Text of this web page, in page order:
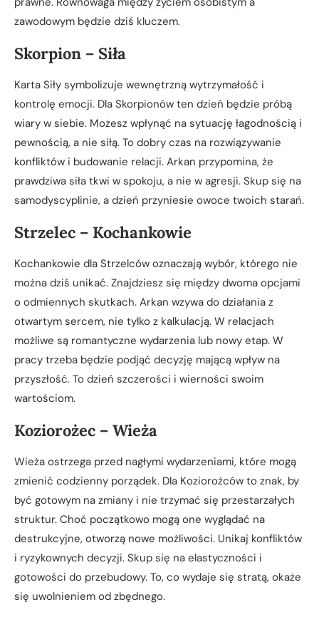
zawodowym będzie dziś kluczem.
Skorpion – Siła
Karta Siły symbolizuje wewnętrzną wytrzymałość i
kontrolę emocji. Dla Skorpionów ten dzień będzie próbą
wiary w siebie. Możesz wpłynąć na sytuację łagodnością i
pewnością, a nie siłą. To dobry czas na rozwiązywanie
konfliktów i budowanie relacji. Arkan przypomina, że
prawdziwa siła tkwi w spokoju, a nie w agresji. Skup się na
samodyscyplinie, a dzień przyniesie owoce twoich starań.
Strzelec – Kochankowie
Kochankowie dla Strzelców oznaczają wybór, którego nie
można dziś unikać. Znajdziesz się między dwoma opcjami
o odmiennych skutkach. Arkan wzywa do działania z
otwartym sercem, nie tylko z kalkulacją. W relacjach
możliwe są romantyczne wydarzenia lub nowy etap. W
pracy trzeba będzie podjąć decyzję mającą wpływ na
przyszłość. To dzień szczerości i wierności swoim
wartościom.
Koziorożec – Wieża
Wieża ostrzega przed nagłymi wydarzeniami, które mogą
zmienić codzienny porządek. Dla Koziorożców to znak, by
być gotowym na zmiany i nie trzymać się przestarzałych
struktur. Choć początkowo mogą one wyglądać na
destrukcyjne, otworzą nowe możliwości. Unikaj konfliktów
i ryzykownych decyzji. Skup się na elastyczności i
gotowości do przebudowy. To, co wydaje się stratą, okaże
się uwolnieniem od zbędnego.